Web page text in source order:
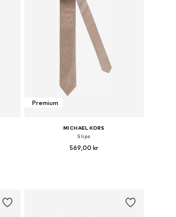
Premium
MICHAEL KORS
Slips
569,00 kr